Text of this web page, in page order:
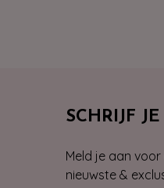
SCHRIJF
Meld je aan
nieuwste &